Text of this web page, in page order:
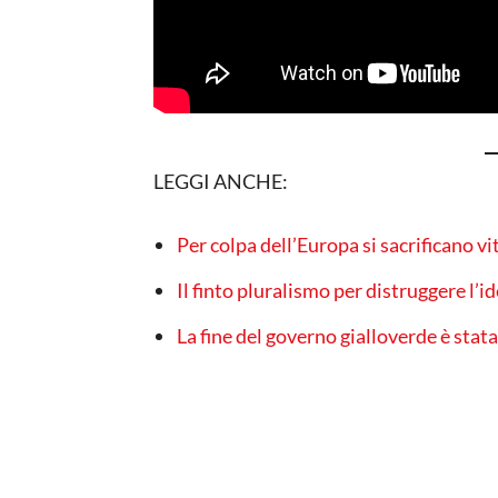
LEGGI ANCHE:
Per colpa dell’Europa si sacrificano
Il finto pluralismo per distruggere
La fine del governo gialloverde è